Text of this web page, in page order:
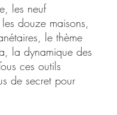
les neuf
douze maisons,
le thème
la dynamique des
ces outils
de secret pour